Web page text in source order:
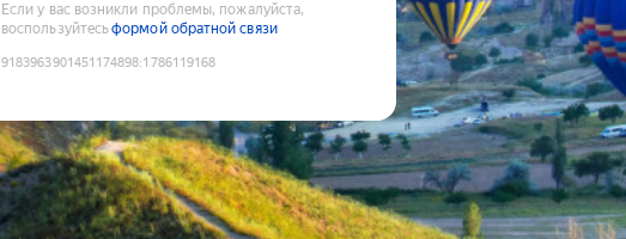
Если у вас возникли проблемы, пожалуйста,
воспользуйтесьформой обратной связи
9183963901451174898:1786119168